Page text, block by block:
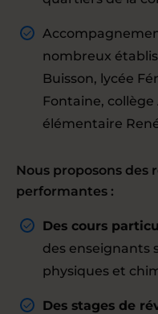
nombreux
Buisson, lycée
Fontaine,
élémentaire
Nous proposons des
performantes :
Des cours
des enseignants
physiques et
Des stages de